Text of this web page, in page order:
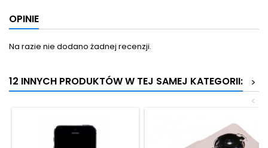
OPINIE
Na razie nie dodano żadnej recenzji.
12 INNYCH PRODUKTÓW W TEJ SAMEJ KATEGORII:
>
<